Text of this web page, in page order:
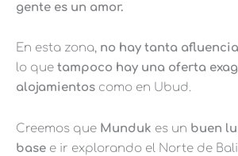
gente es un amor.
En esta zona, no hay tanta
lo que tampoco hay una oferta
alojamientos como en Ubud.
Creemos que Munduk es un buen
base e ir explorando el Norte de